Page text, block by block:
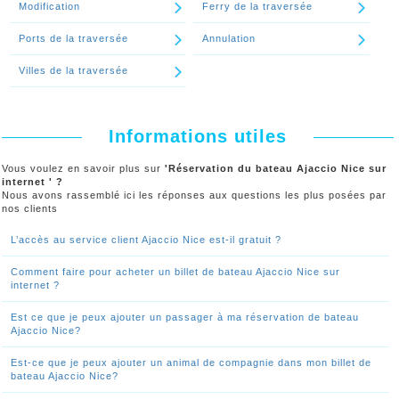
Modification Ferry de la traversée
Ports de la traversée Annulation
Villes de la traversée
Informations utiles
Vous voulez en savoir plus sur 'Réservation du bateau Ajaccio Nice sur
internet ' ?
Nous avons rassemblé ici les réponses aux questions les plus posées par
nos clients
L’accès au service client Ajaccio Nice est-il gratuit ?
Comment faire pour acheter un billet de bateau Ajaccio Nice sur
internet ?
Est ce que je peux ajouter un passager à ma réservation de bateau
Ajaccio Nice?
Est-ce que je peux ajouter un animal de compagnie dans mon billet de
bateau Ajaccio Nice?